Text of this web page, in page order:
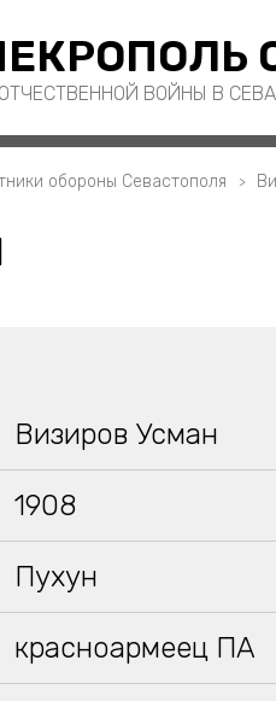
ВОЙНЫ В
обороны Севастополя
Визиров Усман
1908
Пухун
красноармеец ПА